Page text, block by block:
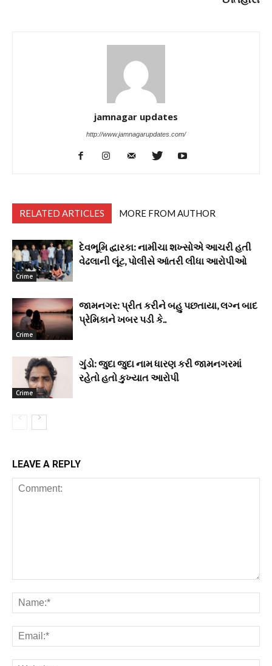
jamnagar updates
http://www.jamnagarupdates.com/
RELATED ARTICLES MORE FROM AUTHOR
Crime
દેવભૂમિ દ્વારકા: નામીચા શખ્સોએ આચરી હતી
વેઢલાની લૂંટ, પોલીસે આંતરી લીધા આરોપીઓ
Crime
જામનગર: પ્રીત કરીને બહુ પછતાયા, લગ્ન બાદ
પ્રેમિકાને ખબર પડી કે..
Crime
ગુંડો: જુદા જુદા નામ ધારણ કરી જામનગરમાં
રહેતો હતો કુખ્યાત આરોપી
LEAVE A REPLY